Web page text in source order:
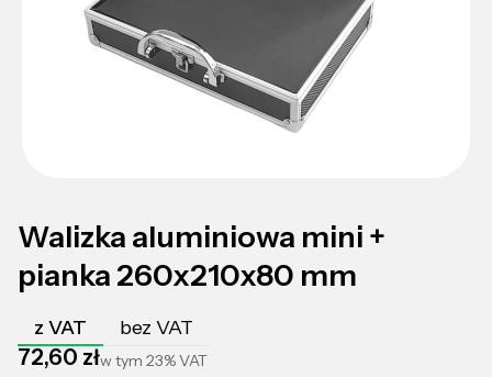
Walizka aluminiowa mini +
pianka 260x210x80 mm
z VAT bez VAT
Cena
72,60 złw tym 23%VAT